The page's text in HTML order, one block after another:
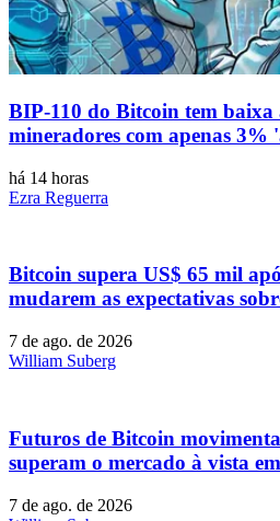
BIP-110 do Bitcoin tem baixa
mineradores com apenas 3%
há 14 horas
Ezra Reguerra
Bitcoin supera US$ 65 mil
mudarem as expectativas
7 de ago. de 2026
William Suberg
Futuros de Bitcoin
superam o mercado à vista
7 de ago. de 2026